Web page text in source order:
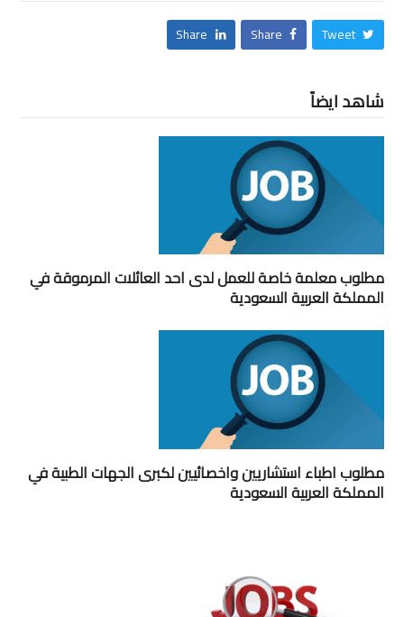
Tweet
Share
Share
شاهد ايضاً
مطلوب معلمة خاصة للعمل لدى احد العائلات المرموقة في
المملكة العربية السعودية
مطلوب اطباء استشاريين واخصائيين لكبرى الجهات الطبية في
المملكة العربية السعودية